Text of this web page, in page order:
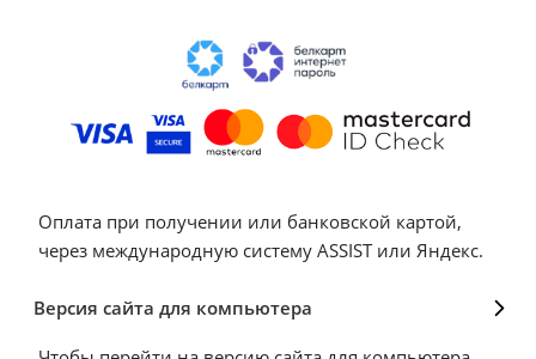
Оплата при получении или банковской картой,
через международную систему ASSIST или Яндекс.
Версия сайта для компьютера